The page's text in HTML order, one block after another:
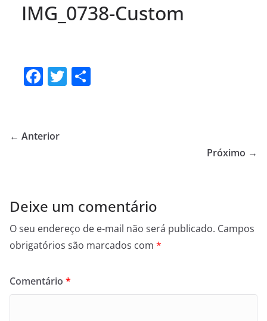
IMG_0738-Custom
F
e
k
T
← Anterior
Próximo →
Deixe um comentário
O seu endereço de e-mail não será publicado. Campos
obrigatórios são marcados com *
Comentário *